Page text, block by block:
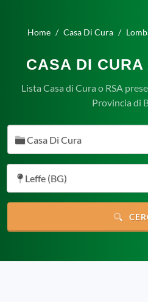
Home Casa Di Cura
CASA DI
Lista Casa di Cura o RSA
Provincia di
Casa Di Cura
Leffe (BG)